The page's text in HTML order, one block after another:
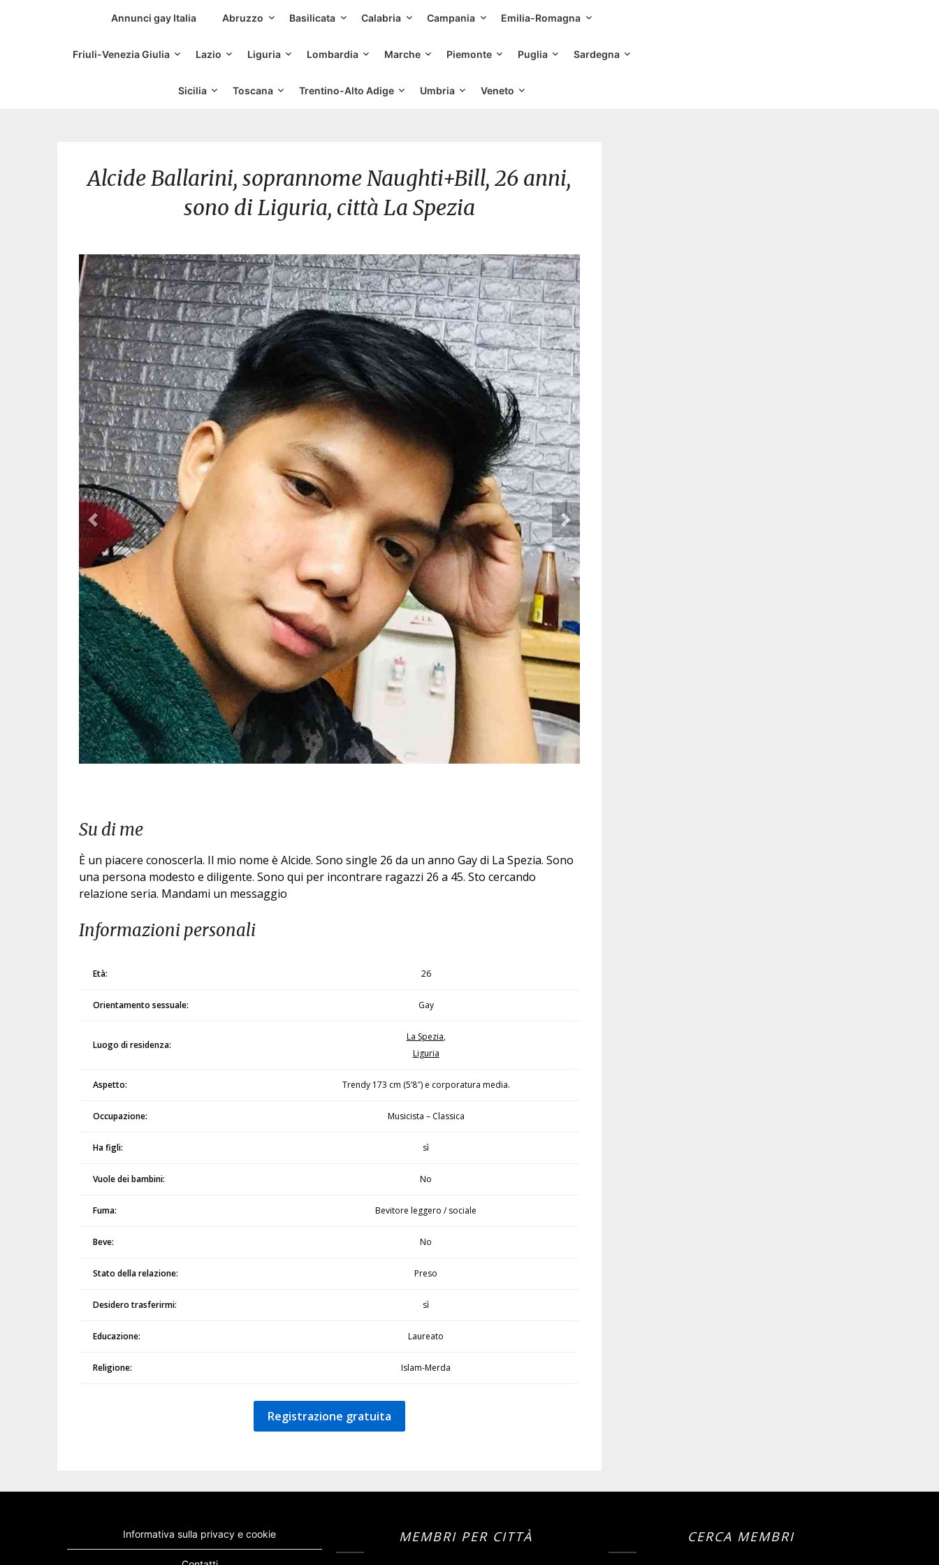
Siti Incontri Gay
Annunci gay Italia Abruzzo Basilicata Calabria Campania Emilia-Romagna
Friuli-Venezia Giulia Lazio Liguria Lombardia Marche Piemonte Puglia Sardegna
Sicilia Toscana Trentino-Alto Adige Umbria Veneto
Alcide Ballarini, soprannome Naughti+Bill, 26 anni,
sono di Liguria, città La Spezia
Su di me
È un piacere conoscerla. Il mio nome è Alcide. Sono single 26 da un anno Gay di La Spezia. Sono
una persona modesto e diligente. Sono qui per incontrare ragazzi 26 a 45. Sto cercando
relazione seria. Mandami un messaggio
Informazioni personali
Età: 26
Orientamento sessuale: Gay
Luogo di residenza:
La Spezia,
Liguria
Aspetto: Trendy 173 cm (5’8″) e corporatura media.
Occupazione: Musicista – Classica
Ha figli: sì
Vuole dei bambini: No
Fuma: Bevitore leggero / sociale
Beve: No
Stato della relazione: Preso
Desidero trasferirmi: sì
Educazione: Laureato
Religione: Islam-Merda
Registrazione gratuita
Informativa sulla privacy e cookie MEMBRI PER CITTÀ CERCA MEMBRI